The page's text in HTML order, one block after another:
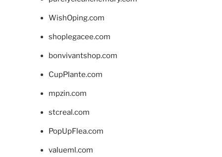
WishOping.com
shoplegacee.com
bonvivantshop.com
CupPlante.com
mpzin.com
stcreal.com
PopUpFlea.com
valueml.com